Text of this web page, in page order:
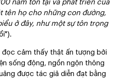
năm tồn tại và phát triển của
tên họ cho những con đường,
ở đây, như một sự tôn trọng
đọc cảm thấy thật ấn tượng bởi
sống động, ngồn ngộn thông
được tác giả diễn đạt bằng